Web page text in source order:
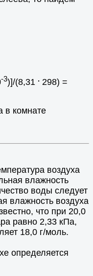
-3)]/(8,31 . 298) =
в комнате
воздуха
влажность
воды следует
влажность воздуха
что при 20,0
равно 2,33 кПа,
18,0 г/моль.
определяется